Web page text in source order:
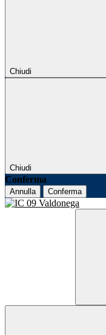
Chiudi
Chiudi
Conferma
Annulla Conferma